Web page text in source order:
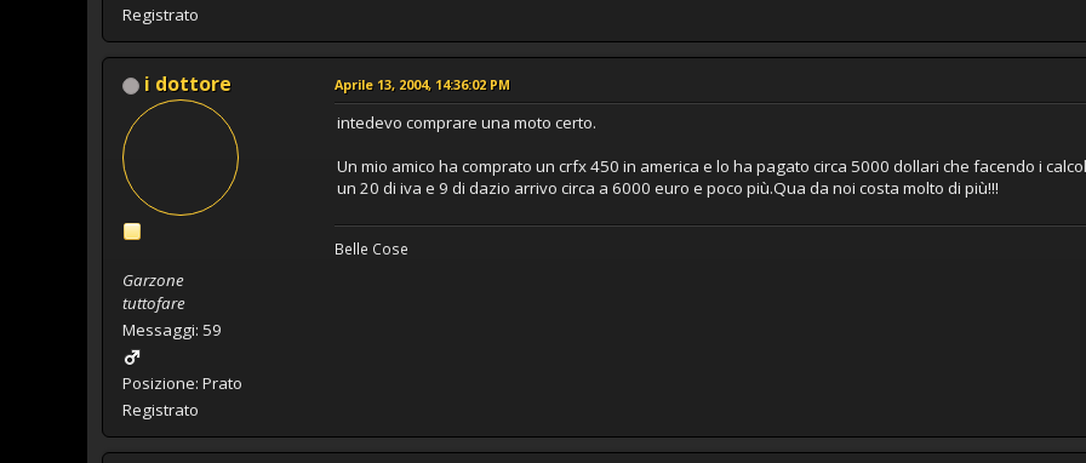
Registrato
i dottore
Garzone
tuttofare
Messaggi: 59
Posizione: Prato
Registrato
Aprile 13, 2004, 14:36:02 PM
intedevo comprare una moto certo.
Un mio amico ha comprato un crfx 450 in america e lo ha pagato circa 5000 dollari che facendo i
un 20 di iva e 9 di dazio arrivo circa a 6000 euro e poco più.Qua da noi costa molto di più!!!
Belle Cose